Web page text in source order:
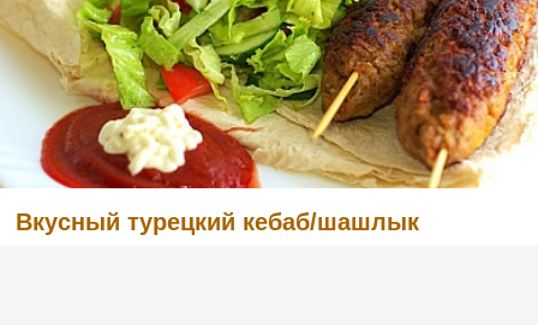
Вкусный турецкий кебаб/шашлык